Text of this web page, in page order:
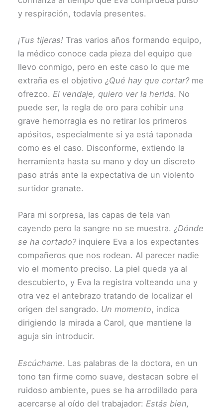
y respiración, todavía presentes.
¡Tus tijeras! Tras varios años formando equipo,
la médico conoce cada pieza del equipo que
llevo conmigo, pero en este caso lo que me
extraña es el objetivo¿Qué hay que cortar?me
ofrezco.El vendaje, quiero ver la herida. No
puede ser, la regla de oro para cohibir una
grave hemorragia es no retirar los primeros
apósitos, especialmente si ya está taponada
como es el caso. Disconforme, extiendo la
herramienta hasta su mano y doy un discreto
paso atrás ante la expectativa de un violento
surtidor granate.
Para mi sorpresa, las capas de tela van
cayendo pero la sangre no se muestra.¿Dónde
se ha cortado?inquiere Eva a los expectantes
compañeros que nos rodean. Al parecer nadie
vio el momento preciso. La piel queda ya al
descubierto, y Eva la registra volteando una y
otra vez el antebrazo tratando de localizar el
origen del sangrado. Un momento, indica
dirigiendo la mirada a Carol, que mantiene la
aguja sin introducir.
Escúchame. Las palabras de la doctora, en un
tono tan firme como suave, destacan sobre el
ruidoso ambiente, pues se ha arrodillado para
acercarse al oído del trabajador: Estás bien,